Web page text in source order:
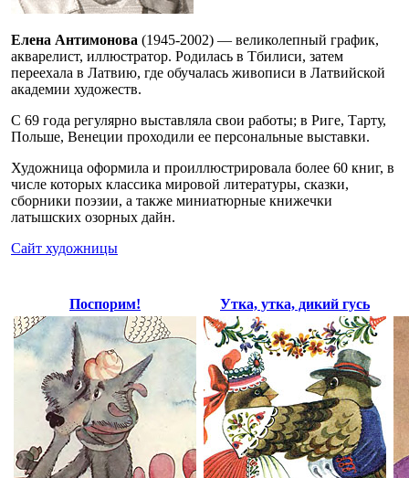
Елена Антимонова (1945-2002) — великолепный график,
акварелист, иллюстратор. Родилась в Тбилиси, затем
переехала в Латвию, где обучалась живописи в Латвийской
академии художеств.
С 69 года регулярно выставляла свои работы; в Риге, Тарту,
Польше, Венеции проходили ее персональные выставки.
Художница оформила и проиллюстрировала более 60 книг, в
числе которых классика мировой литературы, сказки,
сборники поэзии, а также миниатюрные книжечки
латышских озорных дайн.
Сайт художницы
Поспорим! Утка, утка, дикий гусь